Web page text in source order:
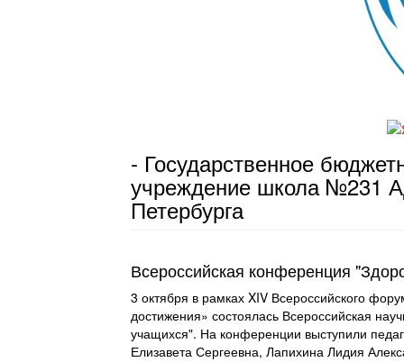
- Государственное
учреждение школа №231
Петербурга
Всероссийская конференция
3 октября в рамках XIV Всероссийского
достижения» состоялась Всероссийская
учащихся". На конференции выступили
Елизавета Сергеевна, Лапихина Лидия